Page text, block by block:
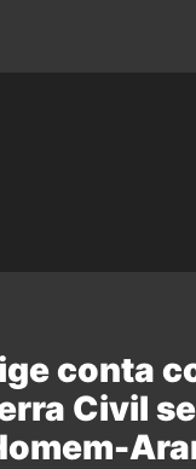
conta
Civil